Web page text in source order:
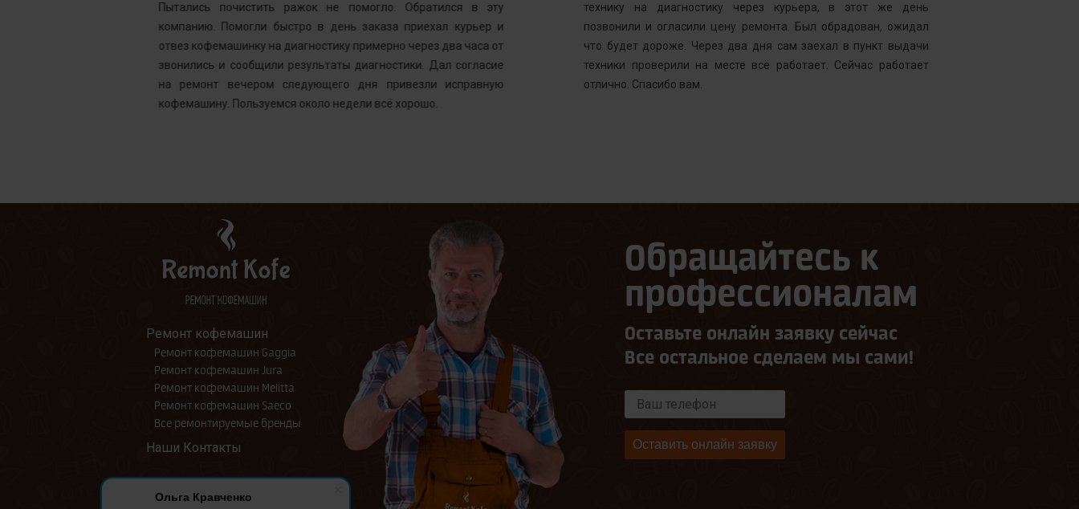
Ольга Кравченко
Пытались почистить ражок не помогло. Обратился в эту
компанию. Помогли быстро в день заказа приехал курьер и
отвез кофемашинку на диагностику примерно через два часа от
звонились и сообщили результаты диагностики. Дал согласие
на ремонт вечером следующего дня привезли исправную
кофемашину. Пользуемся около недели всё хорошо.
технику на диагностику через курьера, в этот же день
позвонили и огласили цену ремонта. Был обрадован, ожидал
что будет дороже. Через два дня сам заехал в пункт выдачи
техники проверили на месте всё работает. Сейчас работает
отлично. Спасибо вам.
Обращайтесь к
профессионалам
Оставьте онлайн заявку сейчас
Все остальное сделаем мы сами!
Оставить онлайн заявку
Ремонт кофемашин
Ремонт кофемашин Gaggia
Ремонт кофемашин Jura
Ремонт кофемашин Melitta
Ремонт кофемашин Saeco
Все ремонтируемые бренды
Наши Контакты